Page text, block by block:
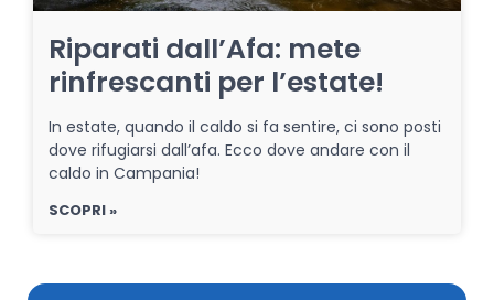
Riparati dall’Afa: mete
rinfrescanti per l’estate!
In estate, quando il caldo si fa sentire, ci sono posti
dove rifugiarsi dall’afa. Ecco dove andare con il
caldo in Campania!
SCOPRI »